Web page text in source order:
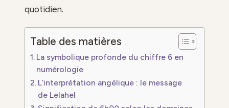
quotidien.
Table des matières
La symbolique profonde du chiffre 6 en
numérologie
L’interprétation angélique : le message
de Lelahel